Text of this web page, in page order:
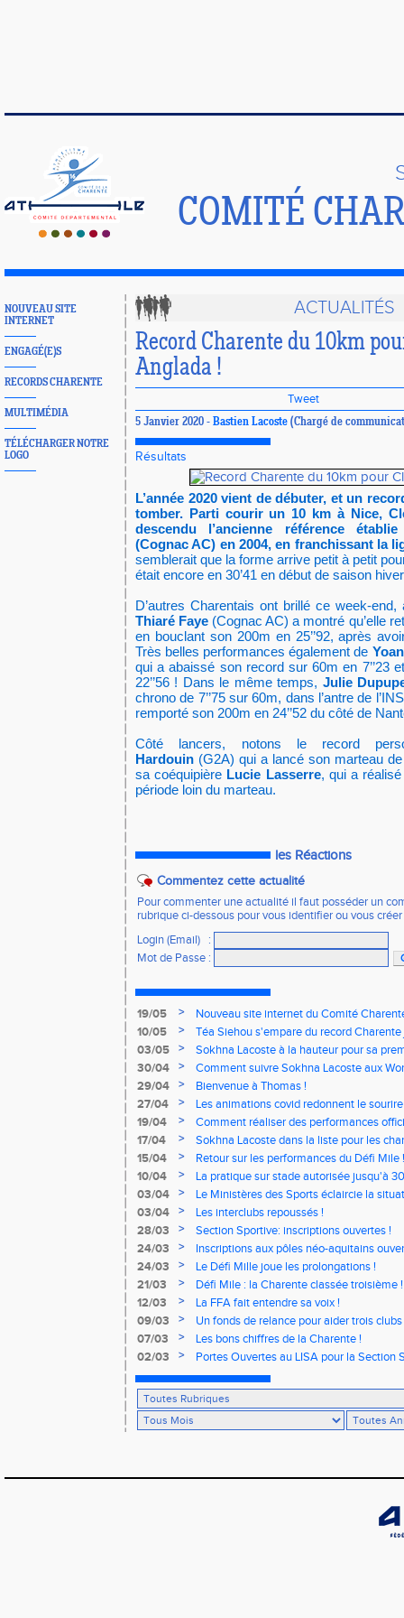
COMITÉ
NOUVEAU SITE
INTERNET
ENGAGÉ(E)S
RECORDS CHARENTE
MULTIMÉDIA
TÉLÉCHARGER NOTRE
LOGO
ACTUALITÉS
Record Charente du 10km
Anglada !
Tweet
5 Janvier 2020 - Bastien Lacoste (Chargé de
Résultats
L’année 2020 vient de débuter, et un
tomber. Parti courir un 10 km à Nice,
descendu l’ancienne référence
(Cognac AC) en 2004, en franchissant la
semblerait que la forme arrive petit à petit
était encore en 30’41 en début de saison
D’autres Charentais ont brillé ce week-
Thiaré Faye (Cognac AC) a montré qu’elle
en bouclant son 200m en 25’’92, après
Très belles performances également de
qui a abaissé son record sur 60m en 7’’23
22’’56 ! Dans le même temps, Julie
chrono de 7’’75 sur 60m, dans l’antre de
remporté son 200m en 24’’52 du côté de
Côté lancers, notons le record
Hardouin (G2A) qui a lancé son marteau
sa coéquipière Lucie Lasserre, qui a
période loin du marteau.
les Réactions
Commentez cette actualité
Pour commenter une actualité il faut posséder un
rubrique ci-dessous pour vous identifier ou vous
Login (Email)
:
Mot de Passe :
19/05 >
Nouveau site internet du Comité
10/05
>
Téa Siehou s'empare du record
03/05
>
Sokhna Lacoste à la hauteur pour sa
30/04
>
Comment suivre Sokhna Lacoste aux
29/04
>
Bienvenue à Thomas !
27/04
>
Les animations covid redonnent le
19/04
>
Comment réaliser des performances
17/04
>
Sokhna Lacoste dans la liste pour les
relais !
15/04 >
Retour sur les performances du Défi Mile !
10/04
>
La pratique sur stade autorisée jusqu'à
03/04
>
Le Ministères des Sports éclaircie la
03/04
>
Les interclubs repoussés !
28/03
>
Section Sportive: inscriptions ouvertes !
24/03
>
Inscriptions aux pôles néo-aquitains
24/03
>
Le Défi Mille joue les prolongations !
21/03
>
Défi Mile : la Charente classée troisième !
12/03
>
La FFA fait entendre sa voix !
09/03
>
Un fonds de relance pour aider trois
07/03
>
Les bons chiffres de la Charente !
02/03
> Portes Ouvertes au LISA pour la Section